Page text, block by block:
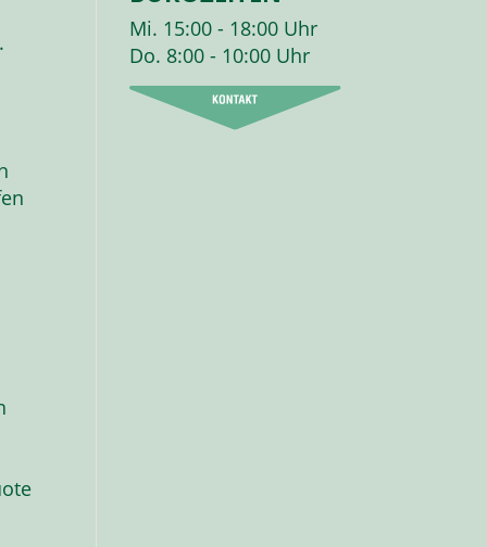
Mi. 15:00 - 18:00 Uhr
Do. 8:00 - 10:00 Uhr